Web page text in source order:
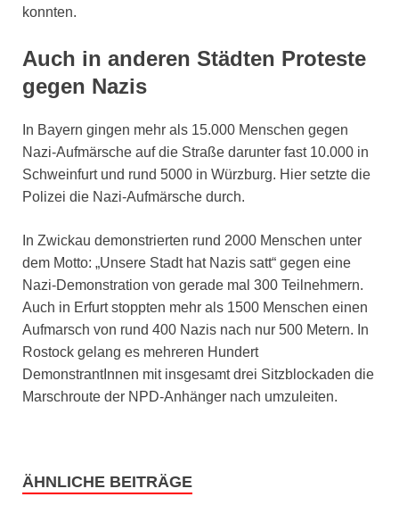
konnten.
Auch in anderen Städten Proteste
gegen Nazis
In Bayern gingen mehr als 15.000 Menschen gegen
Nazi-Aufmärsche auf die Straße darunter fast 10.000 in
Schweinfurt und rund 5000 in Würzburg. Hier setzte die
Polizei die Nazi-Aufmärsche durch.
In Zwickau demonstrierten rund 2000 Menschen unter
dem Motto: „Unsere Stadt hat Nazis satt“ gegen eine
Nazi-Demonstration von gerade mal 300 Teilnehmern.
Auch in Erfurt stoppten mehr als 1500 Menschen einen
Aufmarsch von rund 400 Nazis nach nur 500 Metern. In
Rostock gelang es mehreren Hundert
DemonstrantInnen mit insgesamt drei Sitzblockaden die
Marschroute der NPD-Anhänger nach umzuleiten.
ÄHNLICHE BEITRÄGE